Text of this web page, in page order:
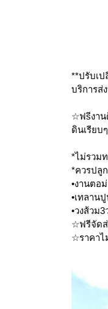
**ปรับเ
บริการส่
☆ฟsีงาน
ดินเรียบ
*ไม่รวม
*ควรปลู
•งานตอ
•เทลาน
•วงส้วม
☆ฟรีจัดส่
☆ราคาไ